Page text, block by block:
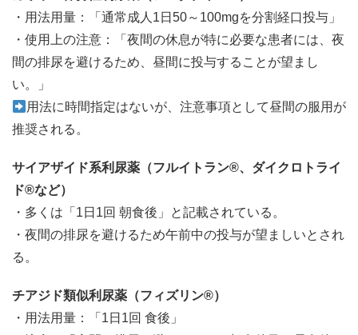
・用法用量：「通常成人1日50～100mgを分割経口投与」
・使用上の注意：「夜間の休息が特に必要な患者には、夜
間の排尿を避けるため、昼間に投与することが望まし
い。」
用法に時間指定はないが、注意事項として昼間の服用が
推奨される。
サイアザイド系利尿薬（フルイトラン®、ダイクロトライ
ド®など）
・多くは「1日1回 朝食後」と記載されている。
・夜間の排尿を避けるため午前中の投与が望ましいとされ
る。
チアジド類似利尿薬（フィズリン®）
・用法用量：「1日1回 食後」